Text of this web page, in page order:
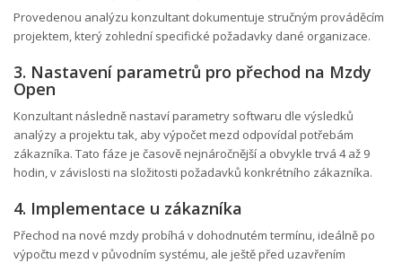
Provedenou analýzu konzultant dokumentuje stručným prováděcím
projektem, který zohlední specifické požadavky dané organizace.
3. Nastavení parametrů pro přechod na Mzdy
Open
Konzultant následně nastaví parametry softwaru dle výsledků
analýzy a projektu tak, aby výpočet mezd odpovídal potřebám
zákazníka. Tato fáze je časově nejnáročnější a obvykle trvá 4 až 9
hodin, v závislosti na složitosti požadavků konkrétního zákazníka.
4. Implementace u zákazníka
Přechod na nové mzdy probíhá v dohodnutém termínu, ideálně po
výpočtu mezd v původním systému, ale ještě před uzavřením